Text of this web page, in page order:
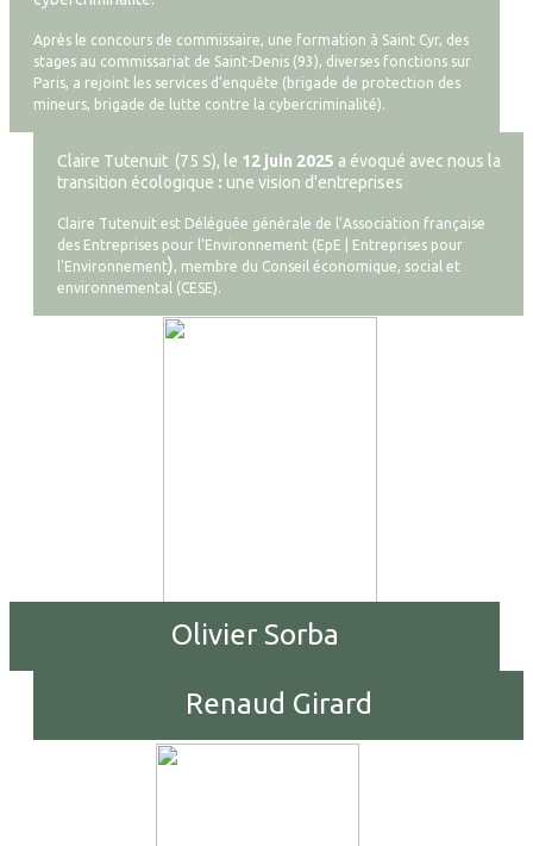
Après le concours de commissaire, une formation à Saint Cyr, des
stages au commissariat de Saint-Denis (93), diverses fonctions sur
Paris, a rejoint les services d’enquête (brigade de protection des
mineurs, brigade de lutte contre la cybercriminalité).
Claire Tutenuit (75 S), le 12 juin 2025 a évoqué avec nous la
transition écologique : une vision d'entreprises
Claire Tutenuit est Déléguée générale de l’Association française
des Entreprises pour l’Environnement ( EpE | Entreprises pour
l'Environnement), membre du Conseil économique, social et
environnemental (CESE).
Olivier Sorba
Renaud Girard